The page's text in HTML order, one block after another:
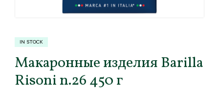
IN STOCK
Макаронные изделия Barilla
Risoni n.26 450 г